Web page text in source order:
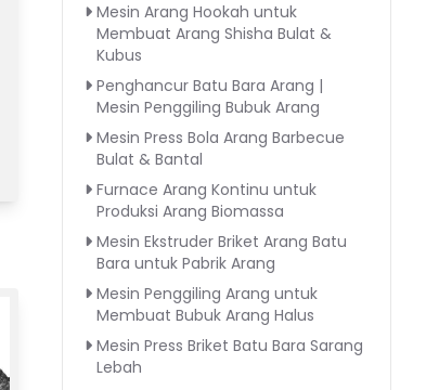
Mesin Arang Hookah untuk
Membuat Arang Shisha Bulat &
Kubus
Penghancur Batu Bara Arang |
Mesin Penggiling Bubuk Arang
Mesin Press Bola Arang Barbecue
Bulat & Bantal
Furnace Arang Kontinu untuk
Produksi Arang Biomassa
Mesin Ekstruder Briket Arang Batu
Bara untuk Pabrik Arang
Mesin Penggiling Arang untuk
Membuat Bubuk Arang Halus
Mesin Press Briket Batu Bara Sarang
Lebah